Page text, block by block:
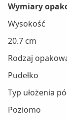
Wymiary
Wysokość
20.7 cm
Rodzaj
Pudełko
Typ ułożenia
Poziomo